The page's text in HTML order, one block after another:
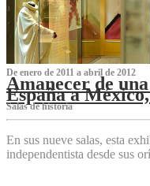
De enero de 2011 a abril de 2012
Amanecer de
España a
Salas de historia
En sus nueve salas, esta
independentista desde sus